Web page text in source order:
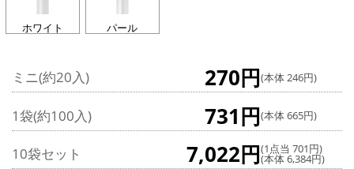
ホワイト パール
ミニ(約20入) 270円(本体 246円)
1袋(約100入) 731円(本体 665円)
10袋セット 7,022円(1点当 701円)
(本体 6,384円)